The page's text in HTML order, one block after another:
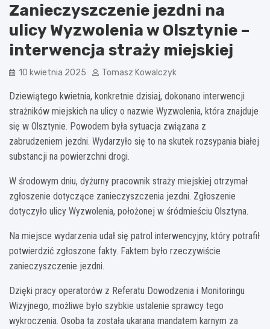
Zanieczyszczenie jezdni na
ulicy Wyzwolenia w Olsztynie –
interwencja straży miejskiej
10 kwietnia 2025 Tomasz Kowalczyk
Dziewiątego kwietnia, konkretnie dzisiaj, dokonano interwencji
strażników miejskich na ulicy o nazwie Wyzwolenia, która znajduje
się w Olsztynie. Powodem była sytuacja związana z
zabrudzeniem jezdni. Wydarzyło się to na skutek rozsypania białej
substancji na powierzchni drogi.
W środowym dniu, dyżurny pracownik straży miejskiej otrzymał
zgłoszenie dotyczące zanieczyszczenia jezdni. Zgłoszenie
dotyczyło ulicy Wyzwolenia, położonej w śródmieściu Olsztyna.
Na miejsce wydarzenia udał się patrol interwencyjny, który potrafił
potwierdzić zgłoszone fakty. Faktem było rzeczywiście
zanieczyszczenie jezdni.
Dzięki pracy operatorów z Referatu Dowodzenia i Monitoringu
Wizyjnego, możliwe było szybkie ustalenie sprawcy tego
wykroczenia. Osoba ta została ukarana mandatem karnym za